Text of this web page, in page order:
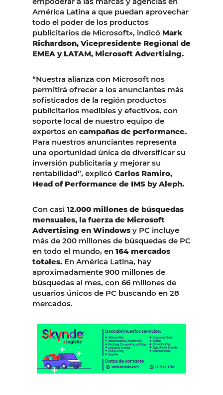
América Latina a que puedan aprovechar
todo el poder de los productos
publicitarios de Microsoft», indicó Mark
Richardson, Vicepresidente Regional de
EMEA y LATAM, Microsoft Advertising.
“Nuestra alianza con Microsoft nos
permitirá ofrecer a los anunciantes más
sofisticados de la región productos
publicitarios medibles y efectivos, con
soporte local de nuestro equipo de
expertos en campañas de performance.
Para nuestros anunciantes representa
una oportunidad única de diversificar su
inversión publicitaria y mejorar su
rentabilidad”, explicó Carlos Ramiro,
Head of Performance de IMS by Aleph.
Con casi 12.000 millones de búsquedas
mensuales, la fuerza de Microsoft
Advertising en Windows y PC incluye
más de 200 millones de búsquedas de PC
en todo el mundo, en 164 mercados
totales. En América Latina, hay
aproximadamente 900 millones de
búsquedas al mes, con 66 millones de
usuarios únicos de PC buscando en 28
mercados.